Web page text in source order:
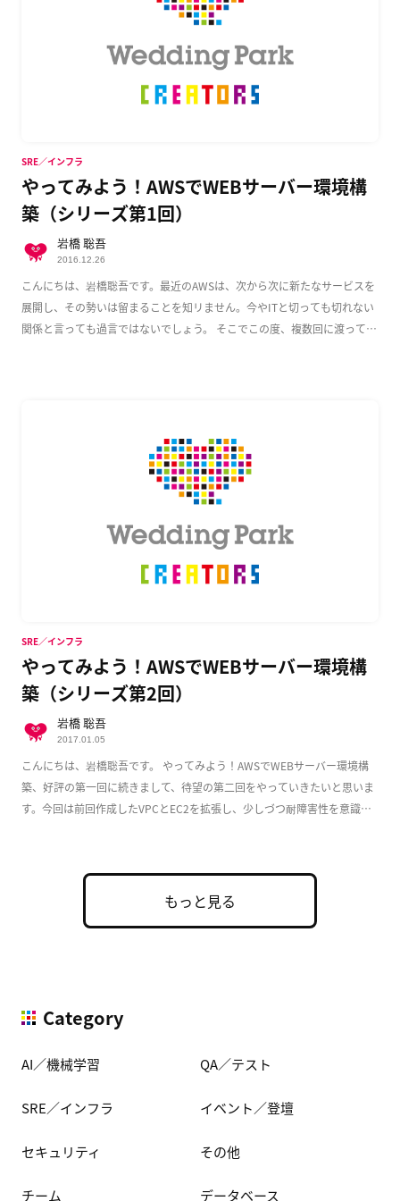
やってみよう！AWSでWEBサーバー環境構
築（シリーズ第1回）
こんにちは、岩橋聡吾です。最近のAWSは、次から次に新たなサービスを
展開し、その勢いは留まることを知リません。今やITと切っても切れない
関係と言っても過言ではないでしょう。 そこでこの度、複数回に渡って
SRE／インフラ
岩橋 聡吾
2016.12.26
やってみよう！AWSでWEBサーバー環境構
築（シリーズ第2回）
こんにちは、岩橋聡吾です。 やってみよう！AWSでWEBサーバー環境構
築、好評の第一回に続きまして、待望の第二回をやっていきたいと思いま
す。今回は前回作成したVPCとEC2を拡張し、少しづつ耐障害性を意識し
SRE／インフラ
岩橋 聡吾
2017.01.05
もっと見る
Category
AI／機械学習 QA／テスト
SRE／インフラ イベント／登壇
セキュリティ その他
チーム データベース